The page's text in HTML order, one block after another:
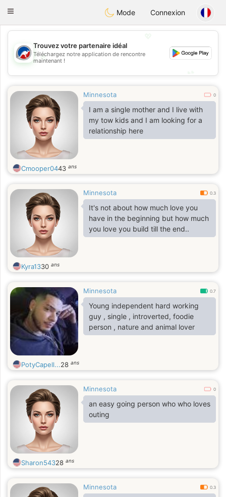
AustraliaChat
Toggle
Mode Connexion
💖
💕
Trouvez votre partenaire idéal
Téléchargez notre application de rencontre
maintenant !
Minnesota 0
I am a single mother and I live with
my tow kids and I am looking for a
relationship here
Cmooper0443 ans
Minnesota 0.3
It's not about how much love you
have in the beginning but how much
you love you build till the end..
Kyra1330 ans
Minnesota 0.7
Young independent hard working
guy , single , introverted, foodie
person , nature and animal lover
PotyCapell...28 ans
Minnesota 0
an easy going person who who loves
outing
Sharon54328 ans
Minnesota 0.3